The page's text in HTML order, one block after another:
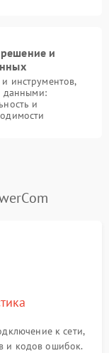
и
инструментов,
данными:
и
к сети,
и кодов ошибок.